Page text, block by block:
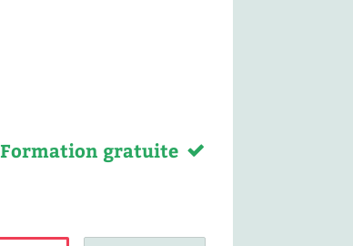
Formation gratuite